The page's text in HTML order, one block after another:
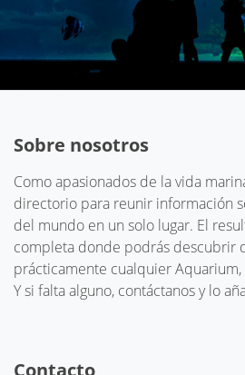
Sobre nosotros
Como apasionados de la vida
directorio para reunir información
del mundo en un solo lugar. El
completa donde podrás descubrir
prácticamente cualquier
Y si falta alguno, contáctanos y lo